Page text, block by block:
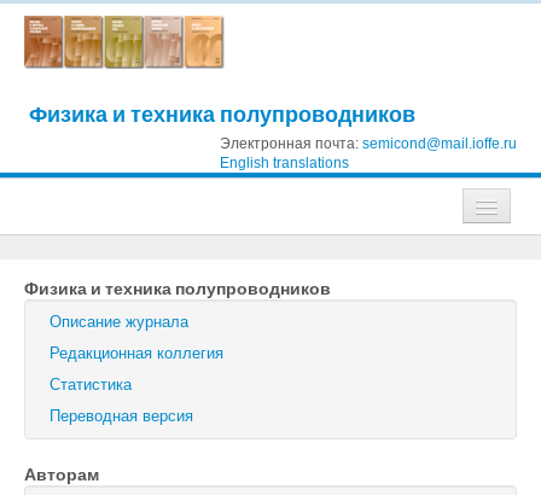
Физика и техника полупроводников
Электронная почта: semicond@mail.ioffe.ru
English translations
Журнал технической физики
Письма в Журнал технической физики
Физика твердого тела
Физика и техника полупроводников
Оптика и спектроскопия
Физика и техника полупроводников
Описание журнала
Редакционная коллегия
Статистика
Переводная версия
Авторам